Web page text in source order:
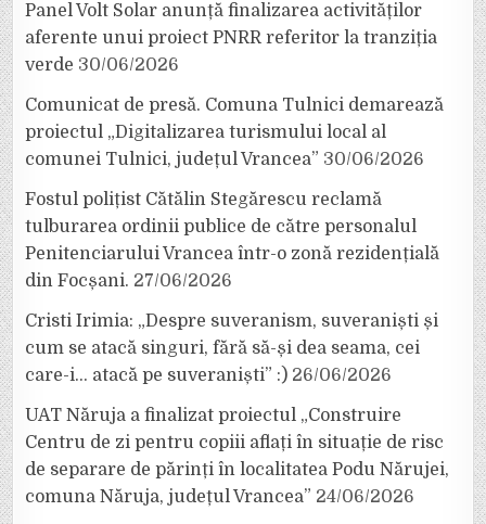
Panel Volt Solar anunță finalizarea activităților
aferente unui proiect PNRR referitor la tranziția
verde 30/06/2026
Comunicat de presă. Comuna Tulnici demarează
proiectul „Digitalizarea turismului local al
comunei Tulnici, județul Vrancea” 30/06/2026
Fostul polițist Cătălin Stegărescu reclamă
tulburarea ordinii publice de către personalul
Penitenciarului Vrancea într-o zonă rezidențială
din Focșani. 27/06/2026
Cristi Irimia: „Despre suveranism, suveraniști și
cum se atacă singuri, fără să-și dea seama, cei
care-i… atacă pe suveraniști” :) 26/06/2026
UAT Năruja a finalizat proiectul „Construire
Centru de zi pentru copiii aflați în situație de risc
de separare de părinți în localitatea Podu Nărujei,
comuna Năruja, județul Vrancea” 24/06/2026